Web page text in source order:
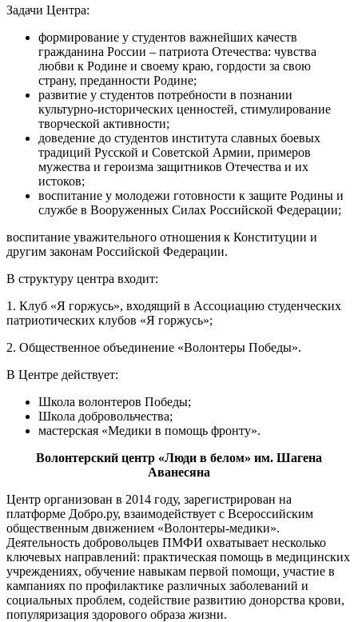
Задачи Центра:
формирование у студентов важнейших качеств
гражданина России – патриота Отечества: чувства
любви к Родине и своему краю, гордости за свою
страну, преданности Родине;
развитие у студентов потребности в познании
культурно-исторических ценностей, стимулирование
творческой активности;
доведение до студентов института славных боевых
традиций Русской и Советской Армии, примеров
мужества и героизма защитников Отечества и их
истоков;
воспитание у молодежи готовности к защите Родины и
службе в Вооруженных Силах Российской Федерации;
воспитание уважительного отношения к Конституции и
другим законам Российской Федерации.
В структуру центра входит:
1. Клуб «Я горжусь», входящий в Ассоциацию студенческих
патриотических клубов «Я горжусь»;
2. Общественное объединение «Волонтеры Победы».
В Центре действует:
Школа волонтеров Победы;
Школа добровольчества;
мастерская «Медики в помощь фронту».
Волонтерский центр «Люди в белом» им. Шагена
Аванесяна
Центр организован в 2014 году, зарегистрирован на
платформе Добро.ру, взаимодействует с Всероссийским
общественным движением «Волонтеры-медики».
Деятельность добровольцев ПМФИ охватывает несколько
ключевых направлений: практическая помощь в медицинских
учреждениях, обучение навыкам первой помощи, участие в
кампаниях по профилактике различных заболеваний и
социальных проблем, содействие развитию донорства крови,
популяризация здорового образа жизни.